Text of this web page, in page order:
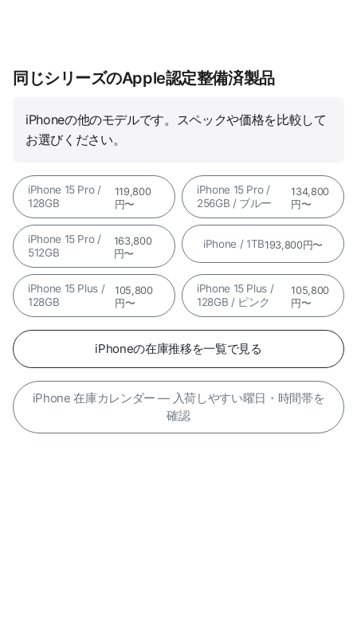
同じシリーズのApple認定整備済製品
iPhoneの他のモデルです。スペックや価格を比較して
お選びください。
iPhone 15 Pro /
128GB
119,800
円〜
iPhone 15 Pro /
256GB / ブルー
134,800
円〜
iPhone 15 Pro /
512GB
163,800
円〜
iPhone / 1TB193,800円〜
iPhone 15 Plus /
128GB
105,800
円〜
iPhone 15 Plus /
128GB / ピンク
105,800
円〜
iPhoneの在庫推移を一覧で見る
iPhone 在庫カレンダー — 入荷しやすい曜日・時間帯を
確認